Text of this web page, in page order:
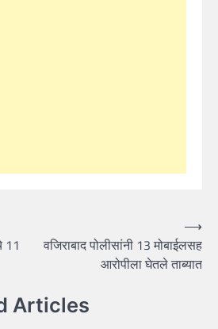
11
वजिराबाद पोलीसांनी 13 मोबाईलसह
आरोपीला घेतले ताब्यात
⟶
Articles